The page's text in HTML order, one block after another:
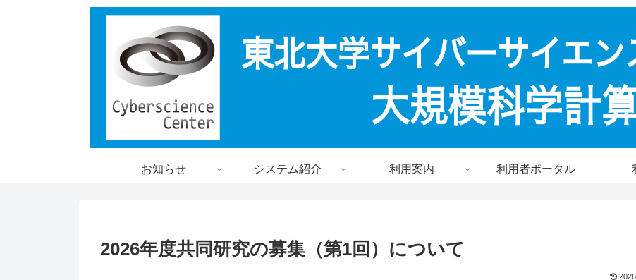
お知らせ システム紹介 利用案内 利用者ポータル
2026年度共同研究の募集（第1回）について